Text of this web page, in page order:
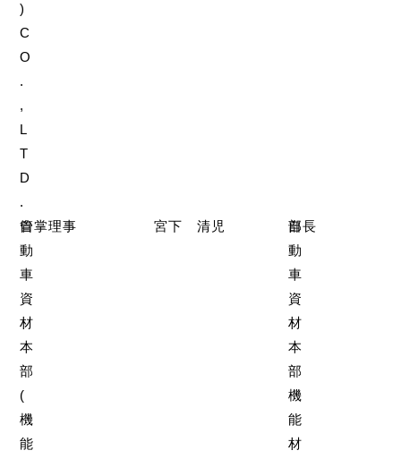
)
C
O
.
,
L
T
D
.
自
動
車
資
材
本
部
(
機
能
管掌理事 宮下 清児
自
動
車
資
材
本
部
機
能
材
部長